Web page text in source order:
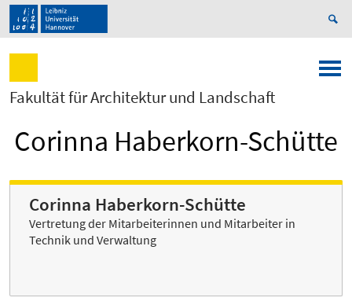
Fakultät für Architektur und Landschaft
Corinna Haberkorn-Schütte
Corinna Haberkorn-Schütte
Vertretung der Mitarbeiterinnen und Mitarbeiter in
Technik und Verwaltung